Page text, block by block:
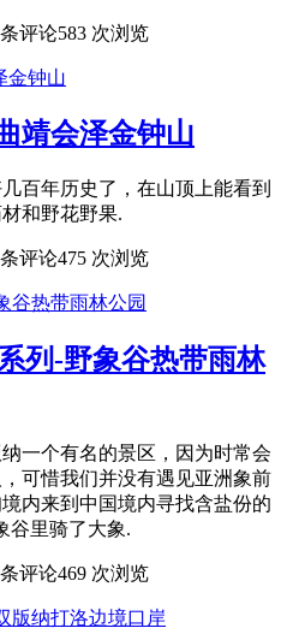
评论583 次浏览
靖会泽金钟山
百年历史了，在山顶上能看到
和野花野果.
评论475 次浏览
列-野象谷热带雨林
一个有名的景区，因为时常会
可惜我们并没有遇见亚洲象前
内来到中国境内寻找含盐份的
谷里骑了大象.
评论469 次浏览